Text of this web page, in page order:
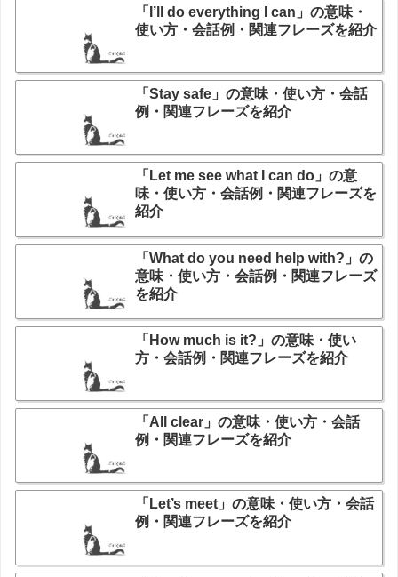
「I’ll do everything I can」の意味・
使い方・会話例・関連フレーズを紹介
「Stay safe」の意味・使い方・会話
例・関連フレーズを紹介
「Let me see what I can do」の意
味・使い方・会話例・関連フレーズを
紹介
「What do you need help with?」の
意味・使い方・会話例・関連フレーズ
を紹介
「How much is it?」の意味・使い
方・会話例・関連フレーズを紹介
「All clear」の意味・使い方・会話
例・関連フレーズを紹介
「Let’s meet」の意味・使い方・会話
例・関連フレーズを紹介